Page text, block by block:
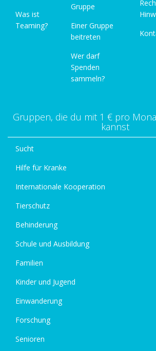
Was ist
Teaming?
Gruppe
Einer Gruppe
beitreten
Wer darf
Spenden
sammeln?
Gruppen, die du mit 1 € pro
kannst
Sucht
Hilfe für Kranke
Internationale Kooperation
Tierschutz
Behinderung
Schule und Ausbildung
Familien
Kinder und Jugend
Einwanderung
Forschung
Senioren